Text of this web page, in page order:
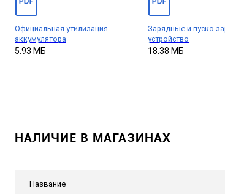
Официальная утилизация
аккумулятора
5.93 МБ
Зарядные и пуско-
устройство
18.38 МБ
НАЛИЧИЕ В МАГАЗИНАХ
Название